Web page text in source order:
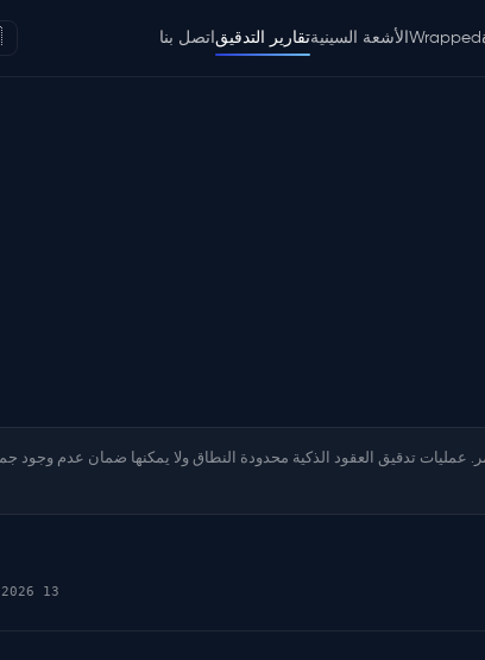
Wrappedالأشعة السينيةتقارير التدقيقاتصل بنا
عمليات تدقيق العقود الذكية محدودة النطاق ولا يمكنها ضمان عدم وجود
13 Jul 2026